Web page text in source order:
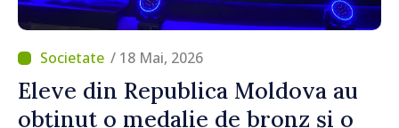
/ 18 Mai, 2026
Eleve din Republica Moldova au
obținut o medalie de bronz și o